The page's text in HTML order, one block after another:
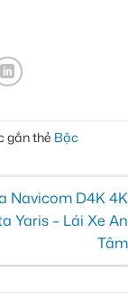
gắn thẻ Bậc
Navicom D4K 4K
Yaris – Lái Xe An
Tâm